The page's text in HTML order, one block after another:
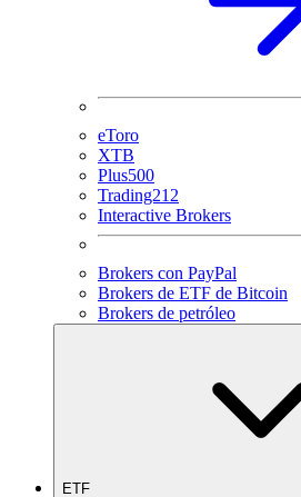
eToro
XTB
Plus500
Trading212
Interactive Brokers
Brokers con PayPal
Brokers de ETF de Bitcoin
Brokers de petróleo
ETF